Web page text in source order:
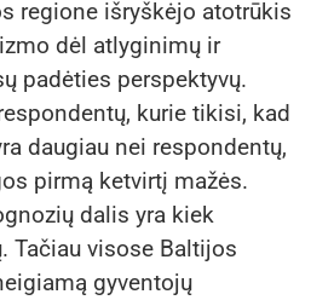
regione išryškėjo atotrūkis
dėl atlyginimų ir
padėties perspektyvų.
kurie tikisi, kad
daugiau nei respondentų,
pirmą ketvirtį mažės.
dalis yra kiek
Tačiau visose Baltijos
gyventojų